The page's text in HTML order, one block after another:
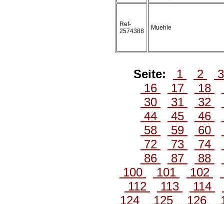
Ref-
2574388
Muehle
Seite: 1 2
16
17 18
30
31 32
44
45 46
58
59 60
72
73 74
86
87 88
100
101 102
112
113 114
124
125 126